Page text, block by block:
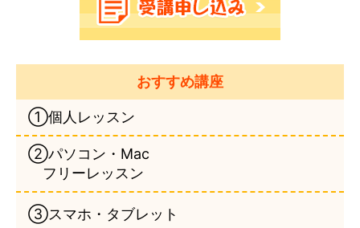
おすすめ講座
①個人レッスン
②パソコン・Mac
フリーレッスン
③スマホ・タブレット